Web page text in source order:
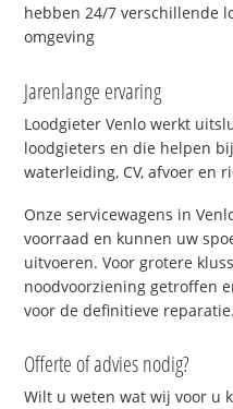
hebben 24/7 verschillende
omgeving
Jarenlange ervaring
Loodgieter Venlo werkt
loodgieters en die helpen
waterleiding, CV, afvoer en
Onze servicewagens in
voorraad en kunnen uw
uitvoeren. Voor grotere
noodvoorziening getroffen
voor de definitieve reparatie.
Offerte of advies nodig?
Wilt u weten wat wij voor u